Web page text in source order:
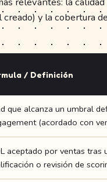
y la cobertura
/ Definición
que alcanza un umbral
(acordado con
aceptado por ventas tras
o revisión de